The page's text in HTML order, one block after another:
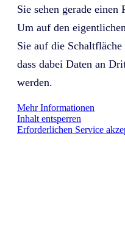
Sie sehen gerade
Um auf den
Sie auf die
dass dabei Daten an
werden.
Mehr Informationen
Inhalt entsperren
Erforderlichen Service